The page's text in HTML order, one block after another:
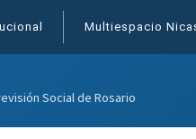
Multiespacio
Social de Rosario